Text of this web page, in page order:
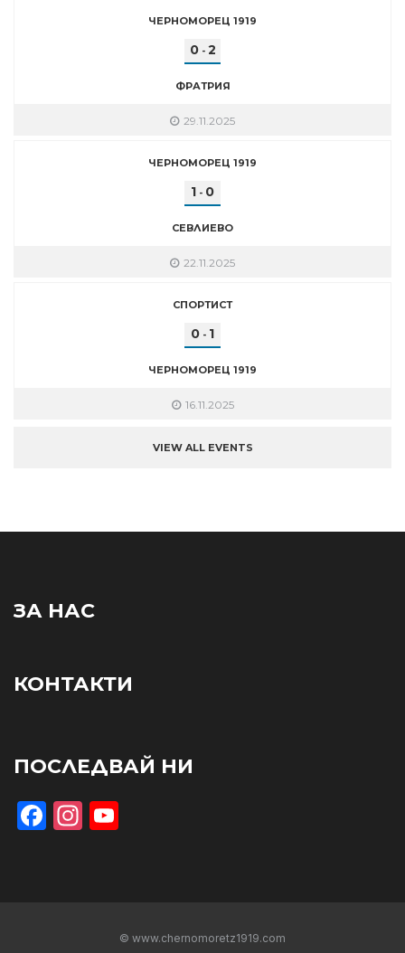
ЧЕРНОМОРЕЦ 1919
0- 2
ФРАТРИЯ
29.11.2025
ЧЕРНОМОРЕЦ 1919
1 - 0
СЕВЛИЕВО
22.11.2025
СПОРТИСТ
0 - 1
ЧЕРНОМОРЕЦ 1919
16.11.2025
VIEW ALL EVENTS
ЗА НАС
КОНТАКТИ
ПОСЛЕДВАЙ НИ
Facebook
Instagram
© www.chernomoretz1919.com